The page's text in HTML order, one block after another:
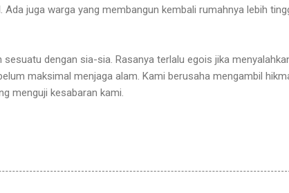
juga warga yang membangun kembali rumahnya lebih
dengan sia-sia. Rasanya terlalu egois jika
maksimal menjaga alam. Kami berusaha mengambil
menguji kesabaran kami.